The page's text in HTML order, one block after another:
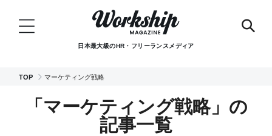
日本最大級のHR・フリーランスメディア
TOP マーケティング戦略
「マーケティング戦略」の
記事一覧